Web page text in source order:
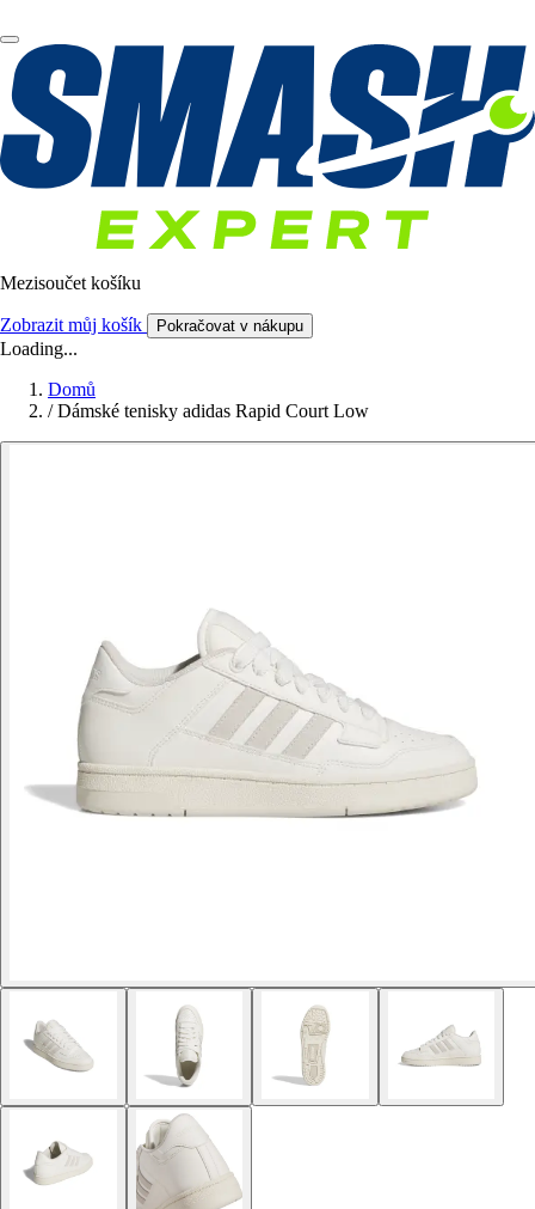
Mezisoučet košíku
Zobrazit můj košík Pokračovat v nákupu
Loading...
Domů
/ Dámské tenisky adidas Rapid Court Low